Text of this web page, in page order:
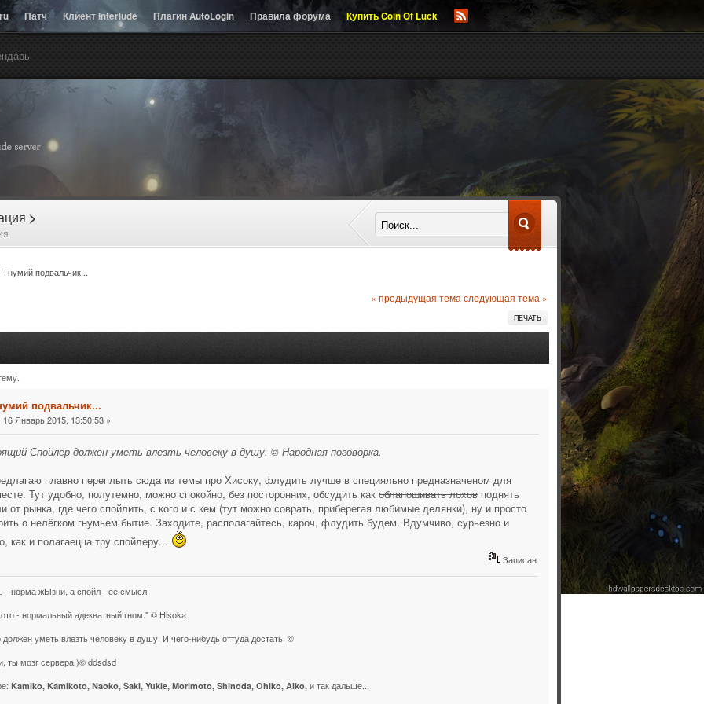
Патч Клиент Interlude Плагин AutoLogin Правила форума Купить Coin Of Luck
>
Гнумий подвальчик...
« предыдущая тема следующая тема »
ПЕЧАТЬ
2527388 раз)
подвальчик...
16 Январь 2015, 13:50:53 »
Спойлер должен уметь влезть человеку в душу. © Народная поговорка.
плавно переплыть сюда из темы про Хисоку, флудить лучше в специяльно предназначеном для
Тут удобно, полутемно, можно спокойно, без посторонних, обсудить как облапошивать лохов поднять
от рынка, где чего спойлить, с кого и с кем (тут можно соврать, приберегая любимые делянки), ну и просто
о нелёгком гнумьем бытие. Заходите, располагайтесь, кароч, флудить будем. Вдумчиво, сурьезно и
как и полагаецца тру спойлеру...
Записан
- норма жЫзни, а спойл - ее смысл!
- нормальный адекватный гном." © Hisoka.
уметь влезть человеку в душу. И чего-нибудь оттуда достать! ©
ты мозг сервера )© ddsdsd
Kamiko, Kamikoto, Naoko, Saki, Yukie, Morimoto, Shinoda, Ohiko, Aiko, и так дальше...